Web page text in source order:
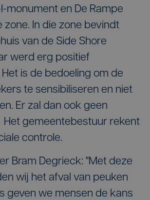
monument en De Rampe
zone. In die zone bevindt
van de Side Shore
werd erg positief
is de bedoeling om de
te sensibiliseren en niet
Er zal dan ook geen
Het gemeentebestuur rekent
controle.
Bram Degrieck: "Met deze
wij het afval van peuken
geven we mensen de kans